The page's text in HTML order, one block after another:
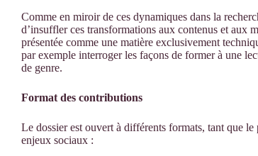
Comme en miroir de ces dynamiques dans la
d’insuffler ces transformations aux contenus et aux
présentée comme une matière exclusivement
par exemple interroger les façons de former à une
de genre.
Format des contributions
Le dossier est ouvert à différents formats, tant que
enjeux sociaux :